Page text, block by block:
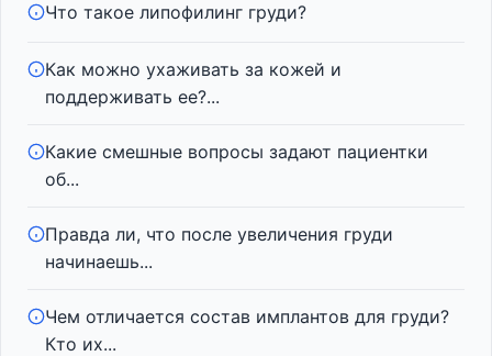
Что такое липофилинг груди?
Как можно ухаживать за кожей и
поддерживать ее?...
Какие смешные вопросы задают пациентки
об...
Правда ли, что после увеличения груди
начинаешь...
Чем отличается состав имплантов для груди?
Кто их...